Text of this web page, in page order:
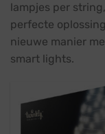
lampjes per
perfecte
nieuwe manier
smart lights.